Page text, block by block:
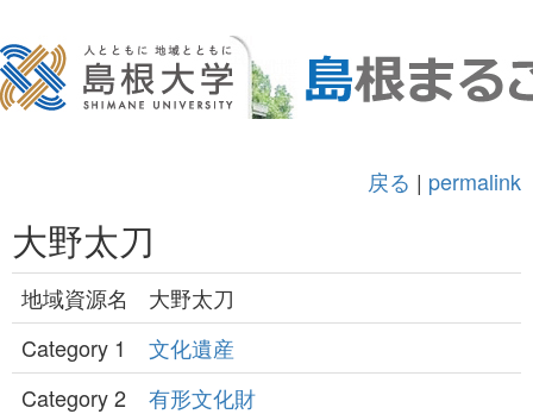
戻る | permalink
大野太刀
地域資源名
大野太刀
Category 1
文化遺産
Category 2
有形文化財